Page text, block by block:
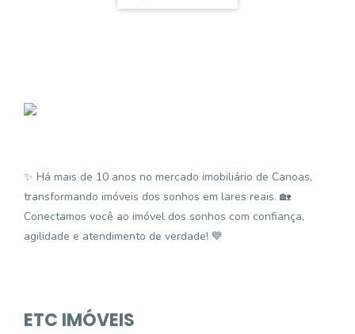
✨ Há mais de 10 anos no mercado imobiliário de Canoas,
transformando imóveis dos sonhos em lares reais. 🏡
Conectamos você ao imóvel dos sonhos com confiança,
agilidade e atendimento de verdade! 💙
ETC IMÓVEIS